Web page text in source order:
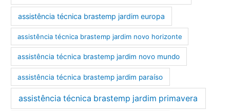
assistência técnica brastemp jardim europa
assistência técnica brastemp jardim novo horizonte
assistência técnica brastemp jardim novo mundo
assistência técnica brastemp jardim paraíso
assistência técnica brastemp jardim primavera